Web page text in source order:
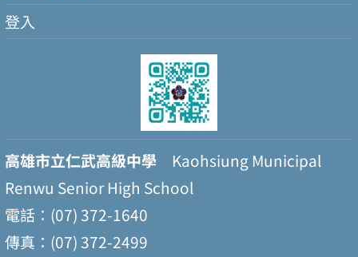
登入
高雄市立仁武高級中學 Kaohsiung Municipal
Renwu Senior High School
電話：(07) 372-1640
傳真：(07) 372-2499